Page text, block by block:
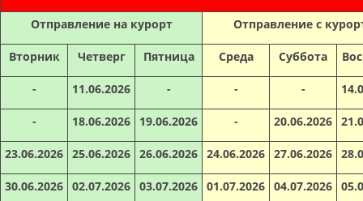
Отправление на курорт Отправление с
Вторник Четверг Пятница Среда Суббота
- 11.06.2026 - - -
- 18.06.2026 19.06.2026 - 20.06.2026
23.06.2026 25.06.2026 26.06.2026 24.06.2026 27.06.2026
30.06.2026 02.07.2026 03.07.2026 01.07.2026 04.07.2026